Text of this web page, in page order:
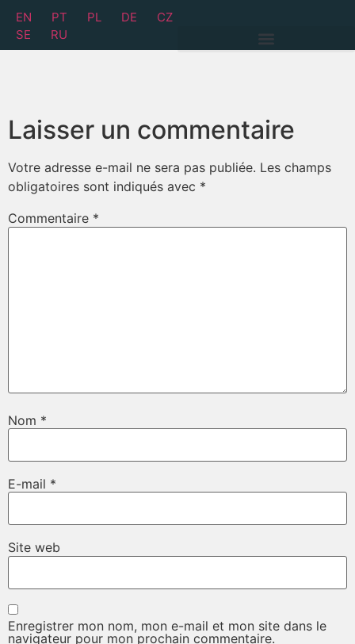
EN PT PL DE
CZ
SE
RU
Laisser un commentaire
Votre adresse e-mail ne sera pas publiée. Les champs
obligatoires sont indiqués avec *
Commentaire *
Nom *
E-mail *
Site web
Enregistrer mon nom, mon e-mail et mon site dans le
navigateur pour mon prochain commentaire.